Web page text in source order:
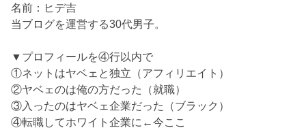
名前：ヒデ吉
当ブログを運営する30代男子。
▼プロフィールを④行以内で
①ネットはヤベェと独立（アフィリエイト）
②ヤベェのは俺の方だった（就職）
③入ったのはヤベェ企業だった（ブラック）
④転職してホワイト企業に←今ここ